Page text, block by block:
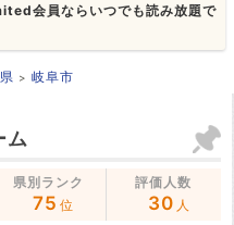
会員ならいつでも読み放題で
岐阜市
ム
県別ランク
75 位
評価人数
30 人